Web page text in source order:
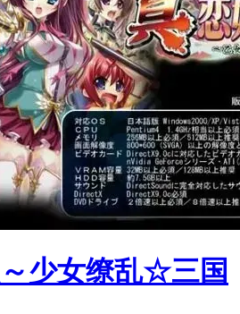
少女缭乱☆三国